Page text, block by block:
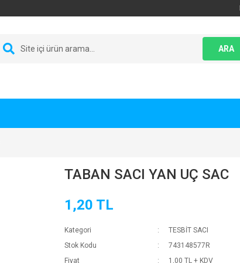
ARA
TABAN SACI YAN UÇ SAC
1,20 TL
Kategori
TESBİT SACI
Stok Kodu
743148577R
Fiyat
1,00 TL + KDV